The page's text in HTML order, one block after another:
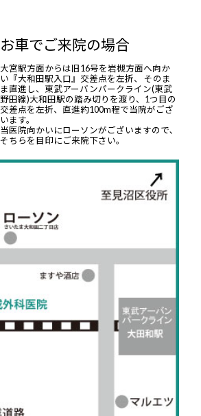
お車でご来院の場合
大宮駅方面からは旧16号を岩槻方面へ向か
い『大和田駅入口』交差点を左折、 そのま
ま直進し、東武アーバンパークライン(東武
野田線)大和田駅の踏み切りを渡り、1つ目の
交差点を左折、直進約100m程で当院がござ
います。
当医院向かいにローソンがございますので､
そちらを目印にご来院下さい｡